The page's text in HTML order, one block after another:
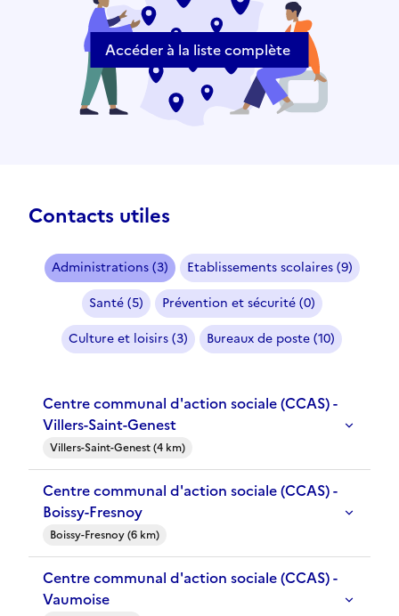
Accéder à la liste complète
Contacts utiles
Administrations (3)
Etablissements scolaires (9)
Santé (5)
Prévention et sécurité (0)
Culture et loisirs (3)
Bureaux de poste (10)
Centre communal d'action sociale (CCAS) -
Villers-Saint-Genest
Villers-Saint-Genest (4 km)
Centre communal d'action sociale (CCAS) -
Boissy-Fresnoy
Boissy-Fresnoy (6 km)
Centre communal d'action sociale (CCAS) -
Vaumoise